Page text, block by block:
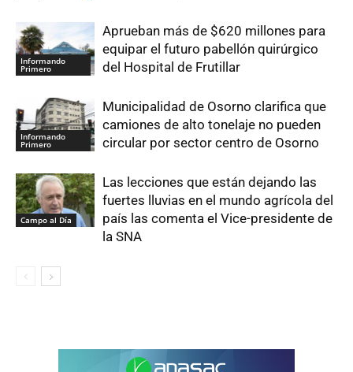
Informando
Primero
Aprueban más de $620 millones para
equipar el futuro pabellón quirúrgico
del Hospital de Frutillar
Informando
Primero
Municipalidad de Osorno clarifica que
camiones de alto tonelaje no pueden
circular por sector centro de Osorno
Campo al Día
Las lecciones que están dejando las
fuertes lluvias en el mundo agrícola del
país las comenta el Vice-presidente de
la SNA